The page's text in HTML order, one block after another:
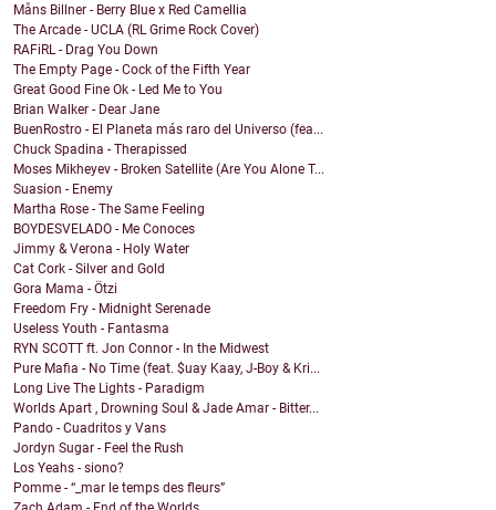
Måns Billner - Berry Blue x Red Camellia
The Arcade - UCLA (RL Grime Rock Cover)
RAFiRL - Drag You Down
The Empty Page - Cock of the Fifth Year
Great Good Fine Ok - Led Me to You
Brian Walker - Dear Jane
BuenRostro - El Planeta más raro del Universo (fea...
Chuck Spadina - Therapissed
Moses Mikheyev - Broken Satellite (Are You Alone T...
Suasion - Enemy
Martha Rose - The Same Feeling
BOYDESVELADO - Me Conoces
Jimmy & Verona - Holy Water
Cat Cork - Silver and Gold
Gora Mama - Ötzi
Freedom Fry - Midnight Serenade
Useless Youth - Fantasma
RYN SCOTT ft. Jon Connor - In the Midwest
Pure Mafia - No Time (feat. $uay Kaay, J-Boy & Kri...
Long Live The Lights - Paradigm
Worlds Apart , Drowning Soul & Jade Amar - Bitter...
Pando - Cuadritos y Vans
Jordyn Sugar - Feel the Rush
Los Yeahs - siono?
Pomme - “_mar le temps des fleurs”